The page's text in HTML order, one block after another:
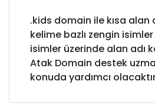
.kids domain ile kısa alan
kelime bazlı zengin isimler
isimler üzerinde alan adı
Atak Domain destek
konuda yardımcı